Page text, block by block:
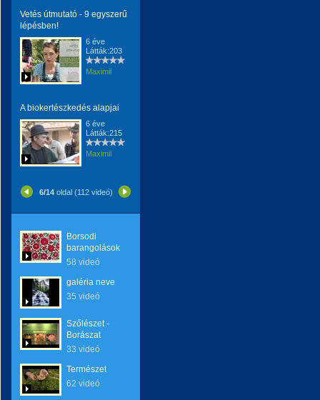
Vetés útmutató - 9 egyszerű
lépésben!
6 éve
Látták:203
Maximil
A biokertészkedés alapjai
6 éve
Látták:215
Maximil
6/14oldal (112 videó)
Borsodi
barangolások
58 videó
galéria neve
35 videó
Szőlészet -
Borászat
33 videó
Természet
62 videó